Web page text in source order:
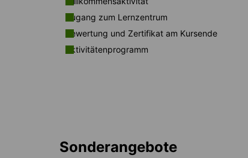
Zugang zum Lernzentrum
Bewertung und Zertifikat am Kursende
Aktivitätenprogramm
Sonderangebote